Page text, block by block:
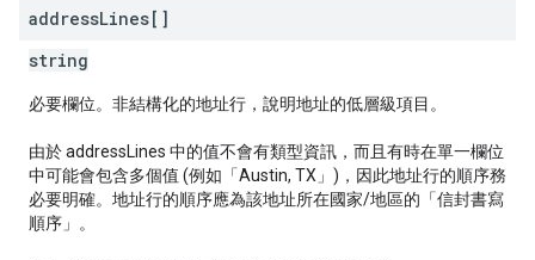
addressLines[]
string
必要欄位。非結構化的地址行，說明地址的低層級項目。
由於 addressLines 中的值不會有類型資訊，而且有時在單一欄位
中可能會包含多個值 (例如「Austin, TX」)，因此地址行的順序務
必要明確。地址行的順序應為該地址所在國家/地區的「信封書寫
順序」。